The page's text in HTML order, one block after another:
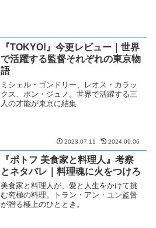
『TOKYO!』今更レビュー｜世界
で活躍する監督それぞれの東京物
語
ミシェル・ゴンドリー、レオス・カラッ
クス、ポン・ジュノ。世界で活躍する三
人の才能が東京に結集
2023.07.11 2024.09.06
『ポトフ 美食家と料理人』考察
とネタバレ｜料理魂に火をつけろ
美食家と料理人が、愛と人生をかけて挑
む究極の料理。トラン・アン・ユン監督
が贈る極上のひととき。